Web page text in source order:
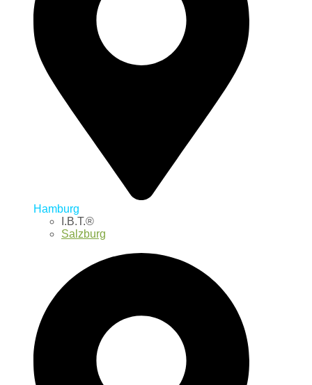
Hamburg
I.B.T.®
Salzburg